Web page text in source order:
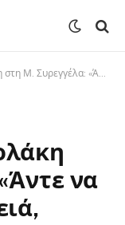
να κάνεις καμιά δουλειά, βουλώστε το»
να